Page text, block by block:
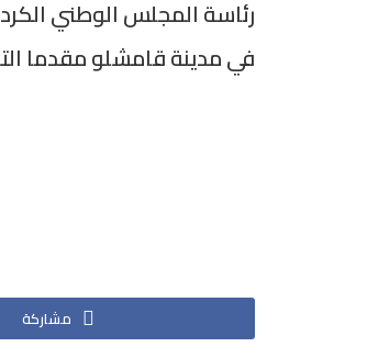
في مدينة قامشلو مقدما
مشاركة